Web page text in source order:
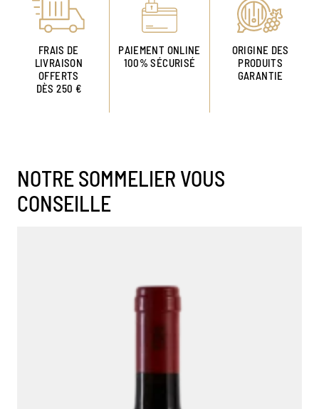
FRAIS DE
LIVRAISON
OFFERTS
DÈS 250 €
PAIEMENT ONLINE
100% SÉCURISÉ
ORIGINE DES
PRODUITS
GARANTIE
NOTRE SOMMELIER VOUS
CONSEILLE